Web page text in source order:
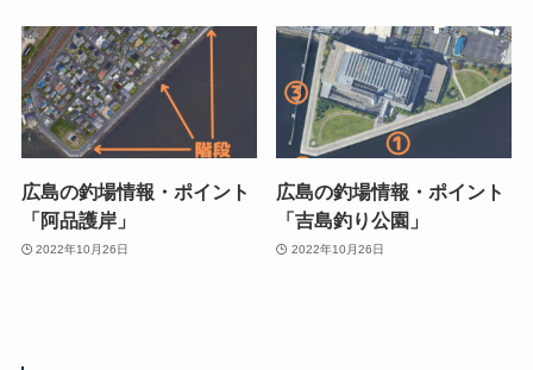
広島の釣場情報・ポイント
「阿品護岸」
2022年10月26日
広島の釣場情報・ポイント
「吉島釣り公園」
2022年10月26日